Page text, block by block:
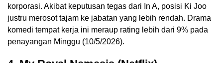
korporasi. Akibat keputusan tegas dari In A, posisi Ki Joo
justru merosot tajam ke jabatan yang lebih rendah. Drama
komedi tempat kerja ini meraup rating lebih dari 9% pada
penayangan Minggu (10/5/2026).